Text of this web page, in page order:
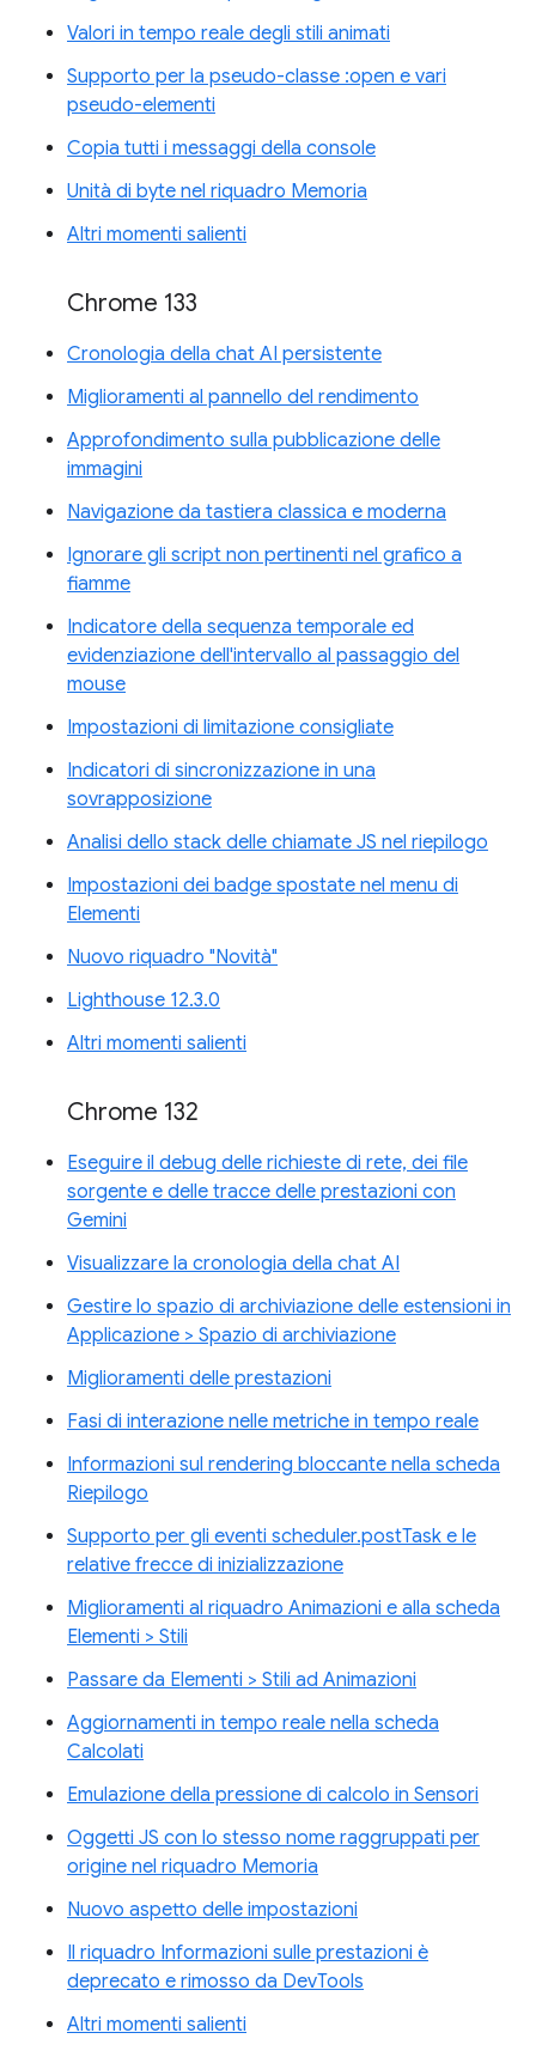
Valori in tempo reale degli stili animati
Supporto per la pseudo-classe :open e vari
pseudo-elementi
Copia tutti i messaggi della console
Unità di byte nel riquadro Memoria
Altri momenti salienti
Chrome 133
Cronologia della chat AI persistente
Miglioramenti al pannello del rendimento
Approfondimento sulla pubblicazione delle
immagini
Navigazione da tastiera classica e moderna
Ignorare gli script non pertinenti nel grafico a
fiamme
Indicatore della sequenza temporale ed
evidenziazione dell'intervallo al passaggio del
mouse
Impostazioni di limitazione consigliate
Indicatori di sincronizzazione in una
sovrapposizione
Analisi dello stack delle chiamate JS nel riepilogo
Impostazioni dei badge spostate nel menu di
Elementi
Nuovo riquadro "Novità"
Lighthouse 12.3.0
Altri momenti salienti
Chrome 132
Eseguire il debug delle richieste di rete, dei file
sorgente e delle tracce delle prestazioni con
Gemini
Visualizzare la cronologia della chat AI
Gestire lo spazio di archiviazione delle estensioni in
Applicazione > Spazio di archiviazione
Miglioramenti delle prestazioni
Fasi di interazione nelle metriche in tempo reale
Informazioni sul rendering bloccante nella scheda
Riepilogo
Supporto per gli eventi scheduler.postTask e le
relative frecce di inizializzazione
Miglioramenti al riquadro Animazioni e alla scheda
Elementi > Stili
Passare da Elementi > Stili ad Animazioni
Aggiornamenti in tempo reale nella scheda
Calcolati
Emulazione della pressione di calcolo in Sensori
Oggetti JS con lo stesso nome raggruppati per
origine nel riquadro Memoria
Nuovo aspetto delle impostazioni
Il riquadro Informazioni sulle prestazioni è
deprecato e rimosso da DevTools
Altri momenti salienti